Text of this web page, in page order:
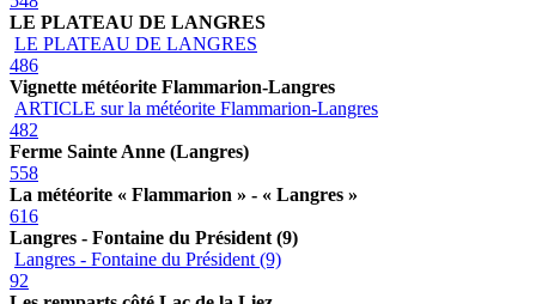
LE PLATEAU DE LANGRES
LE PLATEAU DE LANGRES
486
Vignette météorite Flammarion-Langres
ARTICLE sur la météorite Flammarion-Langres
482
Ferme Sainte Anne (Langres)
558
La météorite « Flammarion » - « Langres »
616
Langres - Fontaine du Président (9)
Langres - Fontaine du Président (9)
92